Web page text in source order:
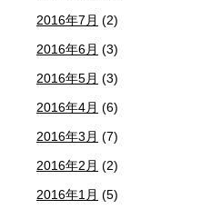
2016年7月 (2)
2016年6月 (3)
2016年5月 (3)
2016年4月 (6)
2016年3月 (7)
2016年2月 (2)
2016年1月 (5)